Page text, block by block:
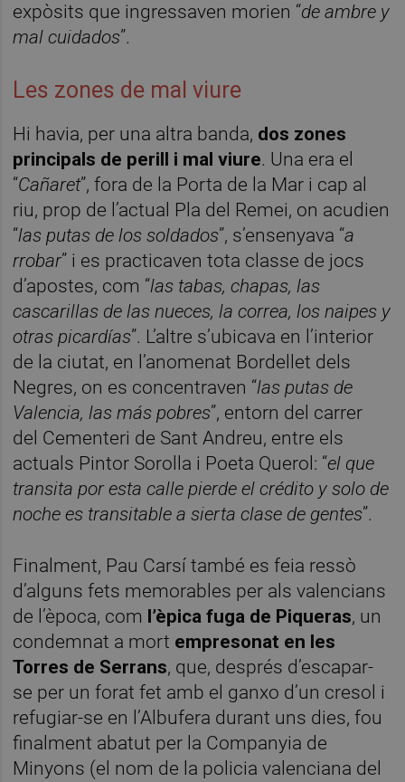
expòsits que ingressaven morien “de ambre y
mal cuidados”.
Les zones de mal viure
Hi havia, per una altra banda, dos zones
principals de perill i mal viure. Una era el
“Cañaret”, fora de la Porta de la Mar i cap al
riu, prop de l’actual Pla del Remei, on acudien
“las putas de los soldados”, s’ensenyava “a
rrobar” i es practicaven tota classe de jocs
d’apostes, com “las tabas, chapas, las
cascarillas de las nueces, la correa, los naipes y
otras picardías”. L’altre s’ubicava en l’interior
de la ciutat, en l’anomenat Bordellet dels
Negres, on es concentraven “las putas de
Valencia, las más pobres”, entorn del carrer
del Cementeri de Sant Andreu, entre els
actuals Pintor Sorolla i Poeta Querol: “el que
transita por esta calle pierde el crédito y solo de
noche es transitable a sierta clase de gentes”.
Finalment, Pau Carsí també es feia ressò
d’alguns fets memorables per als valencians
de l’època, com l’èpica fuga de Piqueras, un
condemnat a mort empresonat en les
Torres de Serrans, que, després d’escapar-
se per un forat fet amb el ganxo d’un cresol i
refugiar-se en l’Albufera durant uns dies, fou
finalment abatut per la Companyia de
Minyons (el nom de la policia valenciana del